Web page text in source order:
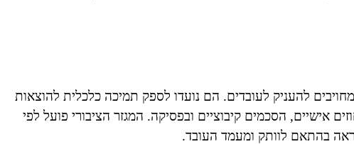
להעניק לעובדים. הם נועדו לספק תמיכה כלכלית להוצאות
אישיים, הסכמים קיבוציים ובפסיקה. המגזר הציבורי פועל לפי
בהתאם לוותק ומעמד העובד.